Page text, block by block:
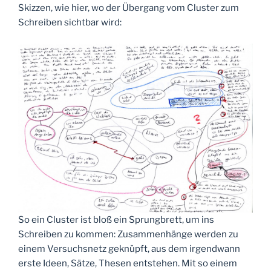
Skizzen, wie hier, wo der Übergang vom Cluster zum
Schreiben sichtbar wird:
So ein Cluster ist bloß ein Sprungbrett, um ins
Schreiben zu kommen: Zusammenhänge werden zu
einem Versuchsnetz geknüpft, aus dem irgendwann
erste Ideen, Sätze, Thesen entstehen. Mit so einem